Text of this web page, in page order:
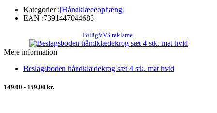
Kategorier :[Håndklædeophæng]
EAN :7391447044683
BilligVVS reklame
Mere information
Beslagsboden håndklædekrog sæt 4 stk. mat hvid
149,00 - 159,00 kr.